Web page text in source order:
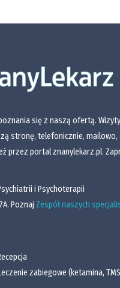
się z naszą ofertą.
stronę, telefonicznie, mailowo,
przez portal znanylekarz.pl.
i Psychoterapii
Poznaj Zespół naszych
zabiegowe (ketamina,